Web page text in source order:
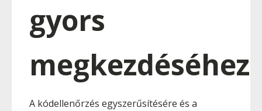
gyors
megkezdéséhez
A kódellenőrzés egyszerűsítésére és a